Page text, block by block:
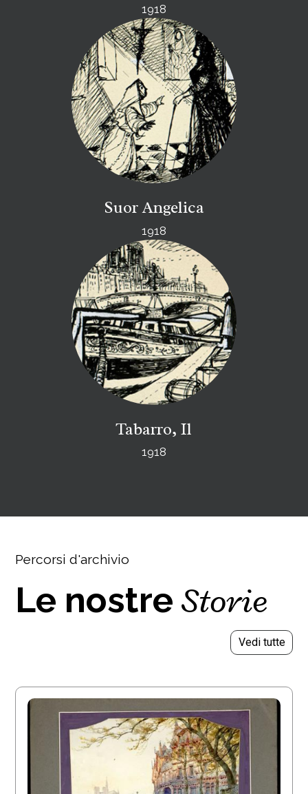
1918
Suor Angelica
1918
Tabarro, Il
1918
Percorsi d'archivio
Le nostre Storie
Vedi tutte